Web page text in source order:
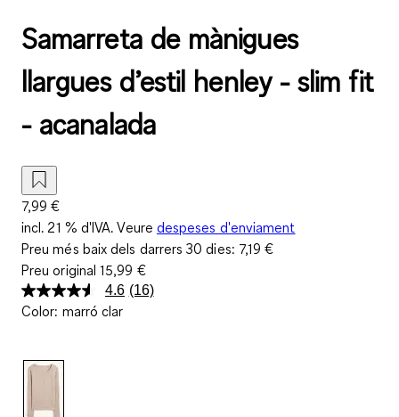
Samarreta de mànigues
llargues d’estil henley - slim fit
- acanalada
7,99 €
incl. 21 % d'IVA. Veure despeses d'enviament
Preu més baix dels darrers 30 dies: 7,19 €
Preu original15,99 €
4.6 Llegeix
(16)
Color: marró clar